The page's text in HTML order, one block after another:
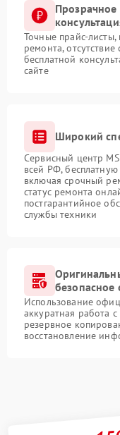
Прозрачное
Точные прайс-
ремонта,
бесплатной
сайте
Широкий
Сервисный центр
всей РФ,
включая срочный
статус ремонта
постгарантийное
службы техники
Использование
аккуратная работа
резервное
восстановление